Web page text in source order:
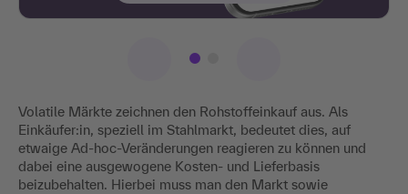
Volatile Märkte zeichnen den Rohstoffeinkauf aus. Als
Einkäufer:in, speziell im Stahlmarkt, bedeutet dies, auf
etwaige Ad-hoc-Veränderungen reagieren zu können und
dabei eine ausgewogene Kosten- und Lieferbasis
beizubehalten. Hierbei muss man den Markt sowie